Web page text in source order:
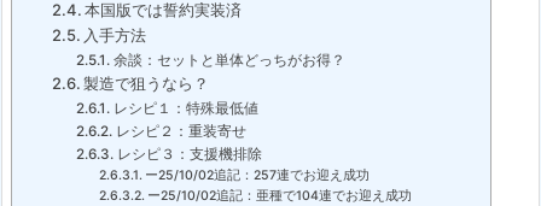
本国版では誓約実装済
入手方法
余談：セットと単体どっちがお得？
製造で狙うなら？
レシピ１：特殊最低値
レシピ２：重装寄せ
レシピ３：支援機排除
ー25/10/02追記：257連でお迎え成功
ー25/10/02追記：亜種で104連でお迎え成功